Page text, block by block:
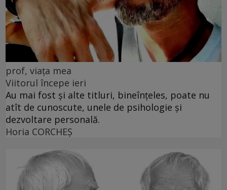
prof, viața mea
Viitorul începe ieri
Au mai fost și alte titluri, bineînțeles, poate nu
atît de cunoscute, unele de psihologie și
dezvoltare personală.
Horia CORCHEŞ